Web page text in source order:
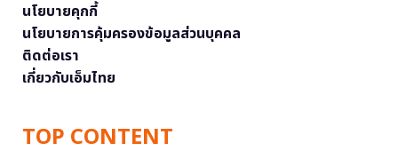
นโยบายคุกกี้
นโยบายการคุ้มครองข้อมูลส่วนบุคคล
ติดต่อเรา
เกี่ยวกับเอ็มไทย
TOP CONTENT